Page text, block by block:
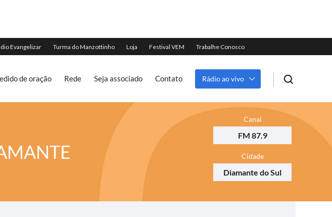
de oração Rede Seja associado Contato Rádio ao vivo
Canal
FM 87.9
Cidade
Diamante do Sul